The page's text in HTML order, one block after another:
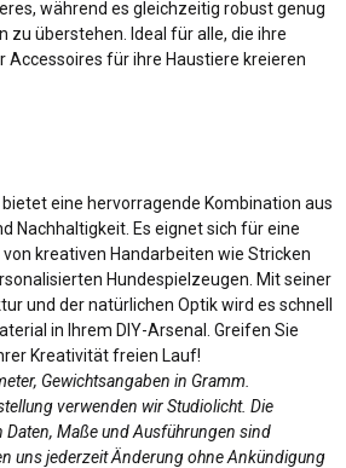
während es gleichzeitig robust genug
zu überstehen. Ideal für alle, die ihre
Accessoires für ihre Haustiere kreieren
eine hervorragende Kombination aus
Nachhaltigkeit. Es eignet sich für eine
kreativen Handarbeiten wie Stricken
Hundespielzeugen. Mit seiner
und der natürlichen Optik wird es schnell
in Ihrem DIY-Arsenal. Greifen Sie
Kreativität freien Lauf!
Gewichtsangaben in Gramm.
verwenden wir Studiolicht. Die
Maße und Ausführungen sind
uns jederzeit Änderung ohne Ankündigung